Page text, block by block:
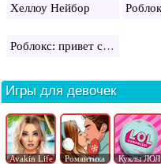
Хеллоу Нейбор
Роблокс: привет сосед альфа 2
Игры для девочек
Avakin Life Романтика Куклы ЛОЛ